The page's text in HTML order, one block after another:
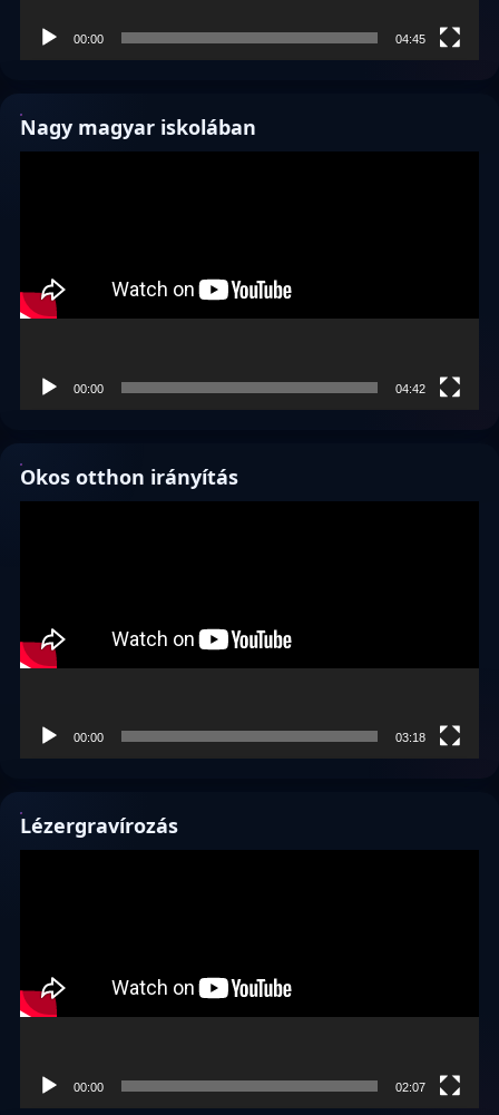
00:00 04:45
Nagy magyar iskolában
00:00 04:42
Okos otthon irányítás
00:00 03:18
Lézergravírozás
00:00 02:07